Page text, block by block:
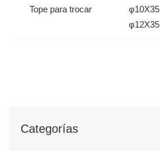
Categorías
Tope para trocar
φ10X35
φ12X35